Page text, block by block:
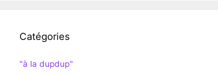
Catégories
"à la dupdup"